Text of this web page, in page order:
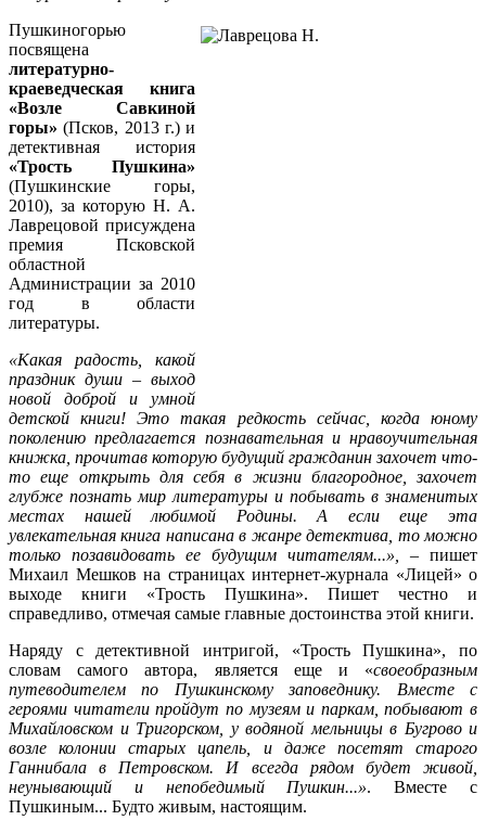
Пушкиногорью
посвящена
литературно-
краеведческая книга
«Возле Савкиной
горы» (Псков, 2013 г.) и
детективная история
«Трость Пушкина»
(Пушкинские горы,
2010), за которую Н. А.
Лаврецовой присуждена
премия Псковской
областной
Администрации за 2010
год в области
литературы.
«Какая радость, какой
праздник души – выход
новой доброй и умной
детской книги! Это такая редкость сейчас, когда юному
поколению предлагается познавательная и нравоучительная
книжка, прочитав которую будущий гражданин захочет что-
то еще открыть для себя в жизни благородное, захочет
глубже познать мир литературы и побывать в знаменитых
местах нашей любимой Родины. А если еще эта
увлекательная книга написана в жанре детектива, то можно
только позавидовать ее будущим читателям...»,
– пишет
Михаил Мешков на страницах интернет-журнала «Лицей» о
выходе книги «Трость Пушкина». Пишет честно и
справедливо, отмечая самые главные достоинства этой книги.
Наряду с детективной интригой, «Трость Пушкина», по
словам самого автора, является еще и «своеобразным
путеводителем по Пушкинскому заповеднику. Вместе с
героями читатели пройдут по музеям и паркам, побывают в
Михайловском и Тригорском, у водяной мельницы в Бугрово и
возле колонии старых цапель, и даже посетят старого
Ганнибала в Петровском. И всегда рядом будет живой,
неунывающий и непобедимый Пушкин...». Вместе с
Пушкиным... Будто живым, настоящим.